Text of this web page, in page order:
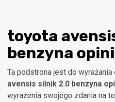
toyota
benzyna
Ta podstrona jest do wyrażania
avensis silnik 2.0 benzyna
wyrażenia swojego zdania na